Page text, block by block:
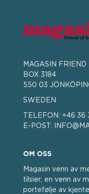
MAGASIN
BOX 3184
550 03
SWEDEN
TELEFON: +46 36
E-POST:
OM OSS
Magasin venn av
tilsier; en venn av
portefølje av